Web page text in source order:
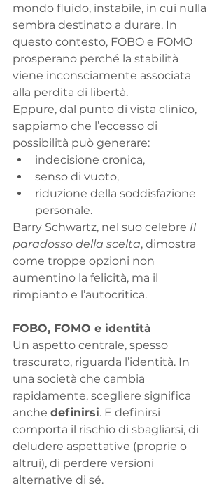
mondo fluido, instabile, in cui nulla
sembra destinato a durare. In
questo contesto, FOBO e FOMO
prosperano perché la stabilità
viene inconsciamente associata
alla perdita di libertà.
Eppure, dal punto di vista clinico,
sappiamo che l’eccesso di
possibilità può generare:
indecisione cronica,
senso di vuoto,
riduzione della soddisfazione
personale.
Barry Schwartz, nel suo celebre Il
paradosso della scelta, dimostra
come troppe opzioni non
aumentino la felicità, ma il
rimpianto e l’autocritica.
FOBO, FOMO e identità
Un aspetto centrale, spesso
trascurato, riguarda l’identità. In
una società che cambia
rapidamente, scegliere significa
anche definirsi. E definirsi
comporta il rischio di sbagliarsi, di
deludere aspettative (proprie o
altrui), di perdere versioni
alternative di sé.